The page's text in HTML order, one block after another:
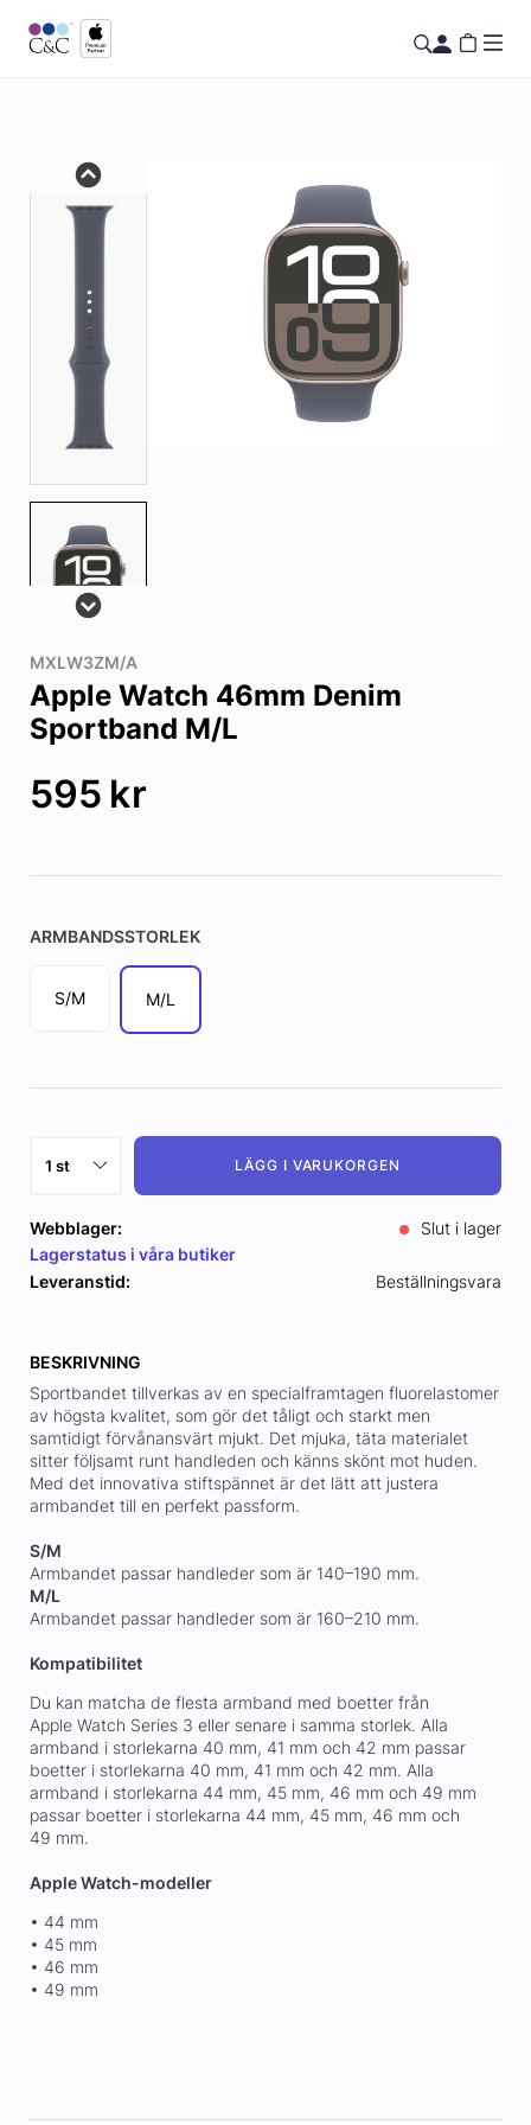
MXLW3ZM/A
Apple Watch 46mm Denim
Sportband M/L
595 kr
ARMBANDSSTORLEK
S/M M/L
LÄGG I VARUKORGEN
Webblager:
Slut i lager
Lagerstatus i våra butiker
Leveranstid:
Beställningsvara
BESKRIVNING
Sportbandet tillverkas av en specialframtagen fluorelastomer
av högsta kvalitet, som gör det tåligt och starkt men
samtidigt förvånansvärt mjukt. Det mjuka, täta materialet
sitter följsamt runt handleden och känns skönt mot huden.
Med det innovativa stiftspännet är det lätt att justera
armbandet till en perfekt passform.
S/M
Armbandet passar handleder som är 140–190 mm.
M/L
Armbandet passar handleder som är 160–210 mm.
Kompatibilitet
Du kan matcha de flesta armband med boetter från
Apple Watch Series 3 eller senare i samma storlek. Alla
armband i storlekarna 40 mm, 41 mm och 42 mm passar
boetter i storlekarna 40 mm, 41 mm och 42 mm. Alla
armband i storlekarna 44 mm, 45 mm, 46 mm och 49 mm
passar boetter i storlekarna 44 mm, 45 mm, 46 mm och
49 mm.
Apple Watch-modeller
• 44 mm
• 45 mm
• 46 mm
• 49 mm